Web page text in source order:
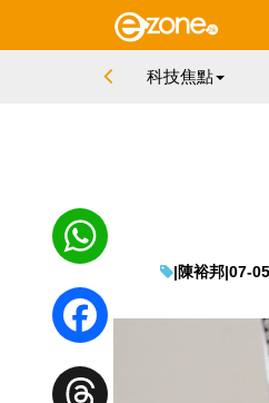
科技焦點
|陳裕邦|07-
WhatsApp
Facebook